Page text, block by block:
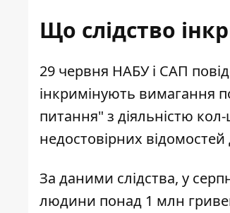
Що слідство
29 червня НАБУ і САП
інкримінують вимагання
питання" з діяльністю кол-
недостовірних відомостей
За даними слідства, у
людини понад 1 млн